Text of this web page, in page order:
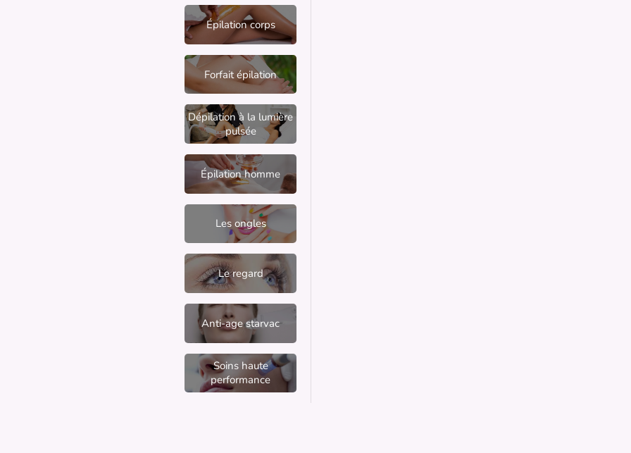
Épilation corps
Forfait épilation
Dépilation à la lumière
pulsée
Épilation homme
Les ongles
Le regard
Anti-age starvac
Soins haute
performance